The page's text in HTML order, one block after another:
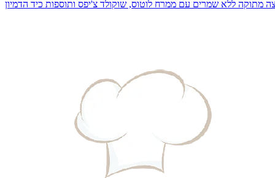
מתוקה ללא שמרים עם ממרח לוטוס, שוקולד צ'יפס ותוספות כיד הדמיון